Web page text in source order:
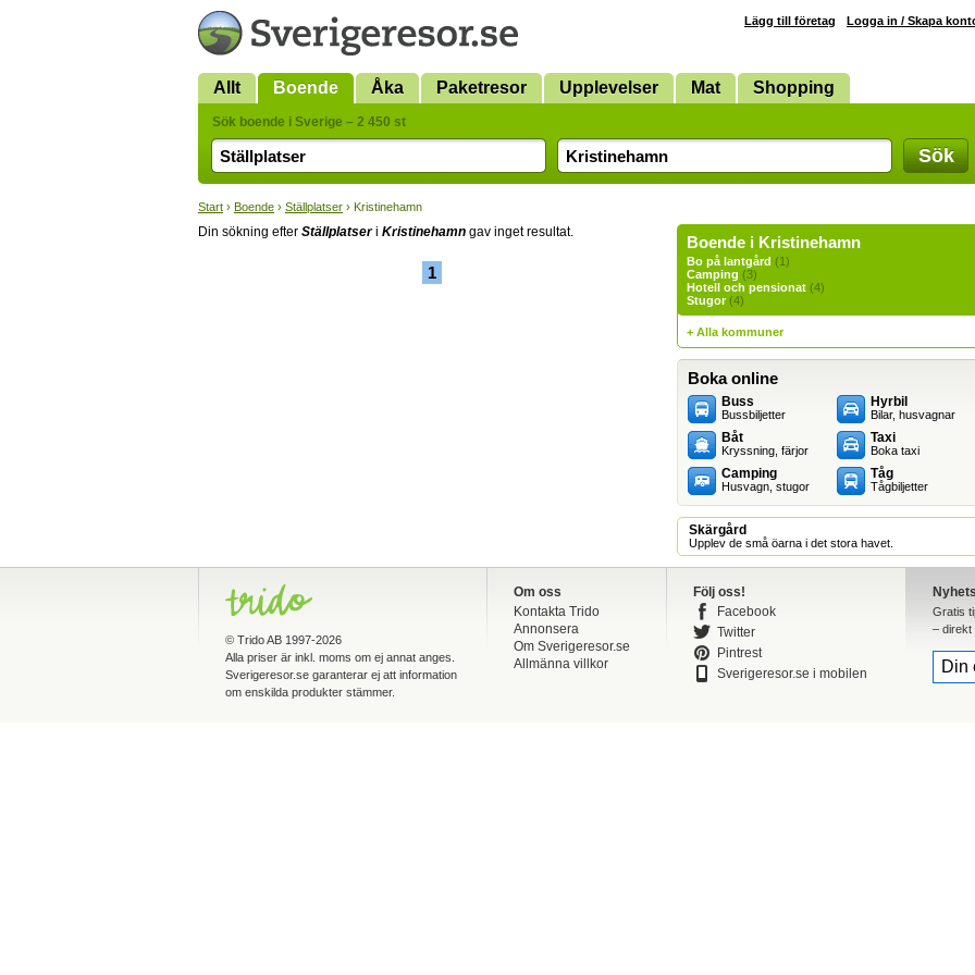
Lägg till företag Logga in / Skapa
Allt Boende Åka Paketresor Upplevelser Mat Shopping
Sök boende i Sverige – 2 450 st
Sök
Start › Boende › Ställplatser › Kristinehamn
Din sökning efter Ställplatseri Kristinehamn gav inget resultat.
1
Boende i Kristinehamn
Bo på lantgård (1)
Camping (3)
Hotell och pensionat (4)
Stugor(4)
+ Alla kommuner
Boka online
Buss
Bussbiljetter
Båt
Kryssning, färjor
Camping
Husvagn, stugor
Hyrbil
Bilar, husvagnar
Taxi
Boka taxi
Tåg
Tågbiljetter
Skärgård
Upplev de små öarna i det stora havet.
© Trido AB 1997-2026
Alla priser är inkl. moms om ej annat anges.
Sverigeresor.se garanterar ej att information
om enskilda produkter stämmer.
Om oss
Kontakta Trido
Annonsera
Om Sverigeresor.se
Allmänna villkor
Följ oss!
Facebook
Twitter
Pintrest
Sverigeresor.se i mobilen
Gratis
– direkt